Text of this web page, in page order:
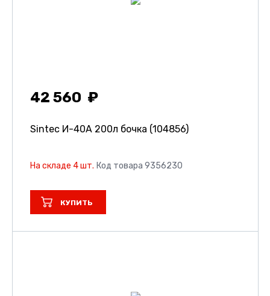
42 560
Sintec И-40А 200л бочка (104856)
На складе 4 шт. Код товара 9356230
КУПИТЬ